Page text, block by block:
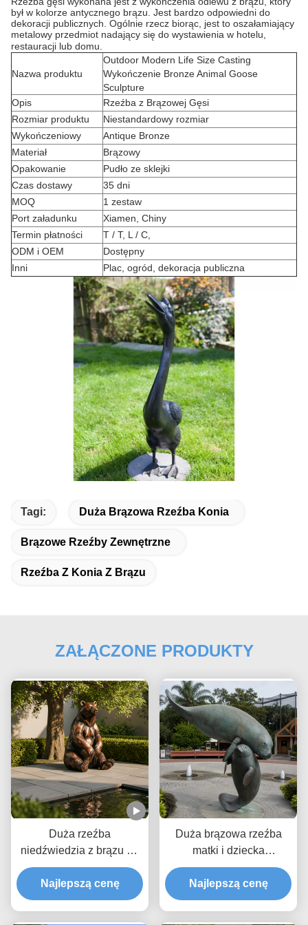
był w kolorze antycznego brązu. Jest bardzo odpowiedni do
dekoracji publicznych. Ogólnie rzecz biorąc, jest to oszałamiający
metalowy przedmiot nadający się do wystawienia w hotelu,
restauracji lub domu.
Nazwa produktu
Outdoor Modern Life Size Casting
Wykończenie Bronze Animal Goose
Sculpture
Opis
Rzeźba z Brązowej Gęsi
Rozmiar produktu
Niestandardowy rozmiar
Wykończeniowy
Antique Bronze
Materiał
Brązowy
Opakowanie
Pudło ze sklejki
Czas dostawy
35 dni
MOQ
1 zestaw
Port załadunku
Xiamen, Chiny
Termin płatności
T / T, L / C,
ODM i OEM
Dostępny
Inni
Plac, ogród, dekoracja publiczna
Tagi: Duża Brązowa Rzeźba Konia
Brązowe Rzeźby Zewnętrzne
Rzeźba Z Konia Z Brązu
ZAŁĄCZONE PRODUKTY
Duża rzeźba
niedźwiedzia z brązu do
ogrodu na zewnątrz
Realistyczna siedząca
statua niedźwiedzia
Najlepszą cenę
Duża brązowa rzeźba
matki i dziecka
lamantynki zwierzę
morskie ogród
przybrzeżny posąg sztuki
Najlepszą cenę